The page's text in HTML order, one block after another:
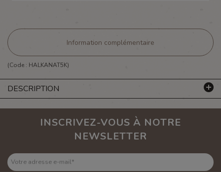
Information complémentaire
(Code : HALKANAT5K)
DESCRIPTION
INSCRIVEZ-VOUS À NOTRE
NEWSLETTER
Votre adresse e-mail*